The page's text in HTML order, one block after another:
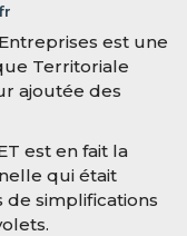
est une
Territoriale
ajoutée des
est en fait la
qui était
de simplifications